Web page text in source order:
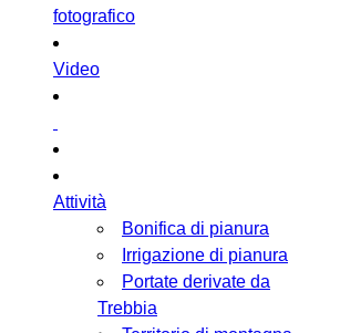
fotografico
Video
Attività
Bonifica di pianura
Irrigazione di pianura
Portate derivate da
Trebbia